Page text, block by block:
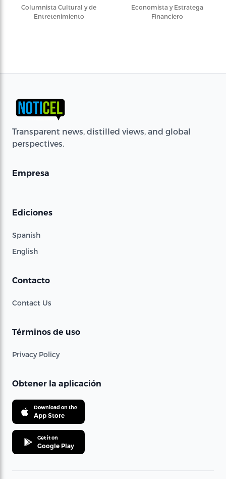
Columnista Cultural y de
Entretenimiento
Economista y Estratega
Financiero
Transparent news, distilled views, and global
perspectives.
Empresa
Ediciones
Spanish
English
Contacto
Contact Us
Términos de uso
Privacy Policy
Obtener la aplicación
Download on the
App Store
Get it on
Google Play